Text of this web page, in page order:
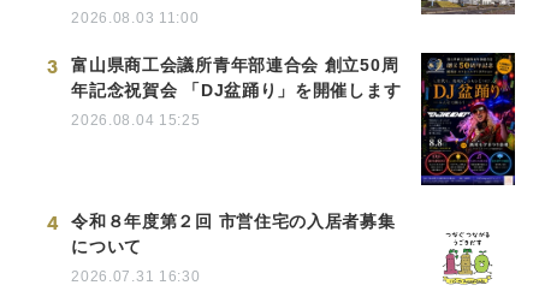
2026.08.03 11:00
3
富山県商工会議所青年部連合会 創立50周
年記念祝賀会 「DJ盆踊り」を開催します
2026.08.04 15:25
4
令和８年度第２回 市営住宅の入居者募集
について
2026.07.31 16:30